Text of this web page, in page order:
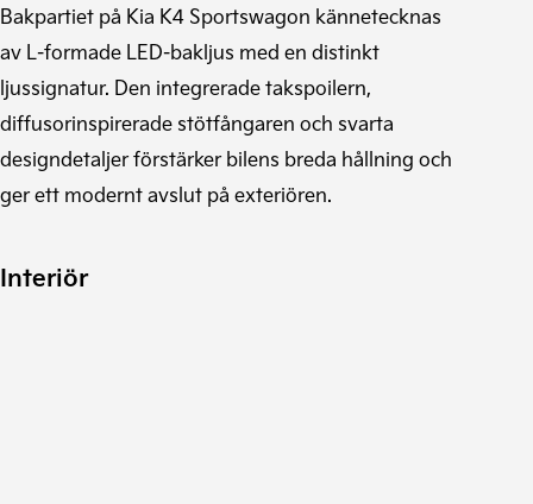
Bakpartiet på Kia K4 Sportswagon kännetecknas
av L-formade LED-bakljus med en distinkt
ljussignatur. Den integrerade takspoilern,
diffusorinspirerade stötfångaren och svarta
designdetaljer förstärker bilens breda hållning och
ger ett modernt avslut på exteriören.
Interiör